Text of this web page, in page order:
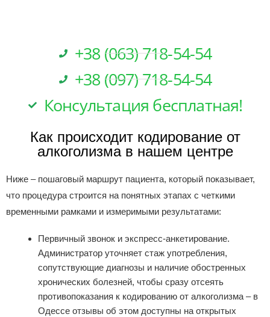
+38 (063) 718-54-54
+38 (097) 718-54-54
Консультация бесплатная!
Как происходит кодирование от
алкоголизма в нашем центре
Ниже – пошаговый маршрут пациента, который показывает,
что процедура строится на понятных этапах с четкими
временными рамками и измеримыми результатами:
Первичный звонок и экспресс‑анкетирование.
Администратор уточняет стаж употребления,
сопутствующие диагнозы и наличие обостренных
хронических болезней, чтобы сразу отсеять
противопоказания к кодированию от алкоголизма – в
Одессе отзывы об этом доступны на открытых